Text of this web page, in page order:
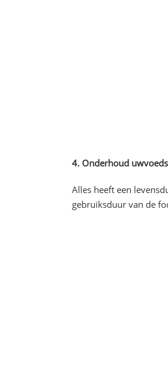
4. Onderhoud uw
Alles heeft een
gebruiksduur van de